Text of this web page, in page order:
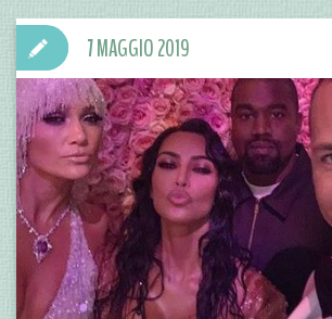
7 MAGGIO 2019